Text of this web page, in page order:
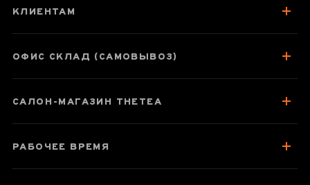
КЛИЕНТАМ
ОФИС СКЛАД (САМОВЫВОЗ)
САЛОН-МАГАЗИН THETEA
РАБОЧЕЕ ВРЕМЯ